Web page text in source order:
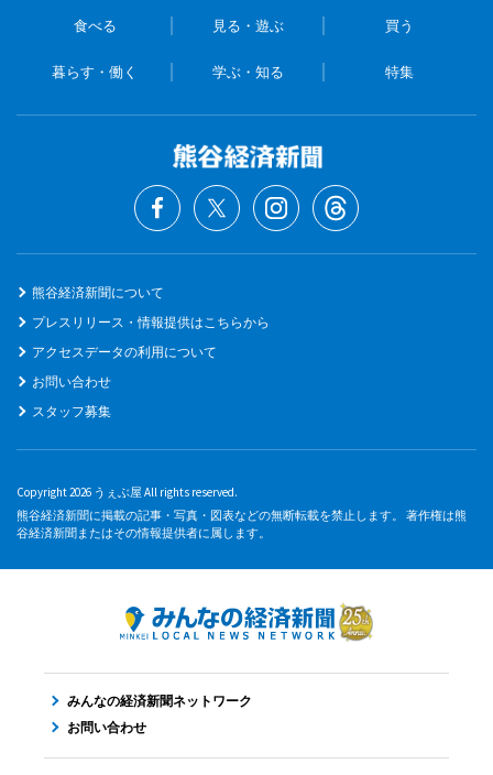
食べる 見る・遊ぶ 買う
暮らす・働く 学ぶ・知る 特集
熊谷経済新聞について
プレスリリース・情報提供はこちらから
アクセスデータの利用について
お問い合わせ
スタッフ募集
Copyright 2026 うぇぶ屋 All rights reserved.
熊谷経済新聞に掲載の記事・写真・図表などの無断転載を禁止します。 著作権は熊
谷経済新聞またはその情報提供者に属します。
みんなの経済新聞ネットワーク
お問い合わせ